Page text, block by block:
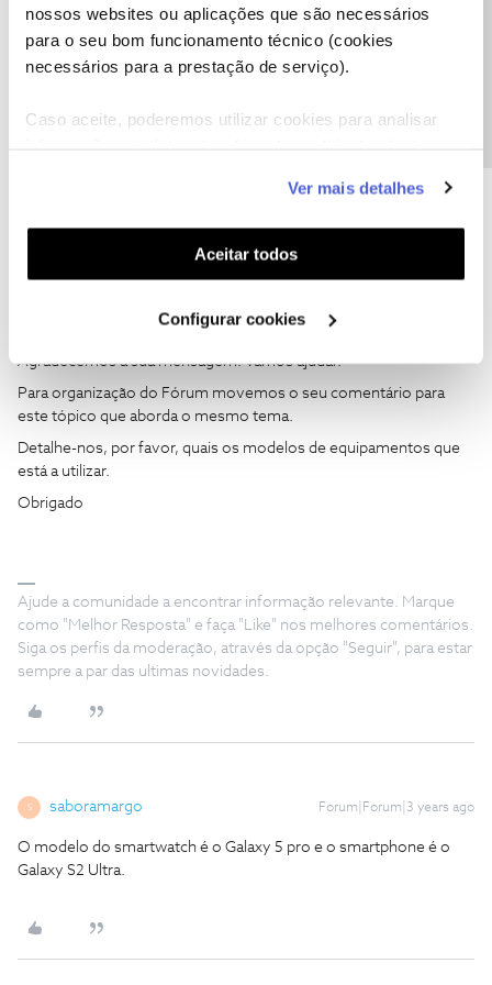
nossos websites ou aplicações que são necessários
para o seu bom funcionamento técnico (cookies
necessários para a prestação de serviço).
Caso aceite, poderemos utilizar cookies para analisar
funcionalidades (cookies de personalização e
funcionalidade) e adaptar anúncios aos seus interesses
(cookies de publicidade personalizada). Pode gerir a
utilização dos cookies clicando em "Configurar
Ver mais detalhes
Aceitar todos
Configurar cookies
Sempre que ativo no meu smartphone, dá erro e o serviço fica
ativo na Nos e no meu smartwatch não.
Alguém já teve este problema e quanto tempo levou a ser
@saboramargo,
Agradecemos a sua mensagem. Vamos ajudar.
Para organização do Fórum movemos o seu comentário para
este tópico que aborda o mesmo tema.
Detalhe-nos, por favor, quais os modelos de equipamentos que
está a utilizar.
Obrigado
Ajude a comunidade a encontrar informação relevante. Marque
como "Melhor Resposta" e faça "Like" nos melhores comentários.
Siga os perfis da moderação, através da opção "Seguir", para estar
sempre a par das ultimas novidades.
S saboramargo Forum|Forum|3 years ago
O modelo do smartwatch é o Galaxy 5 pro e o smartphone é o
Galaxy S2 Ultra.